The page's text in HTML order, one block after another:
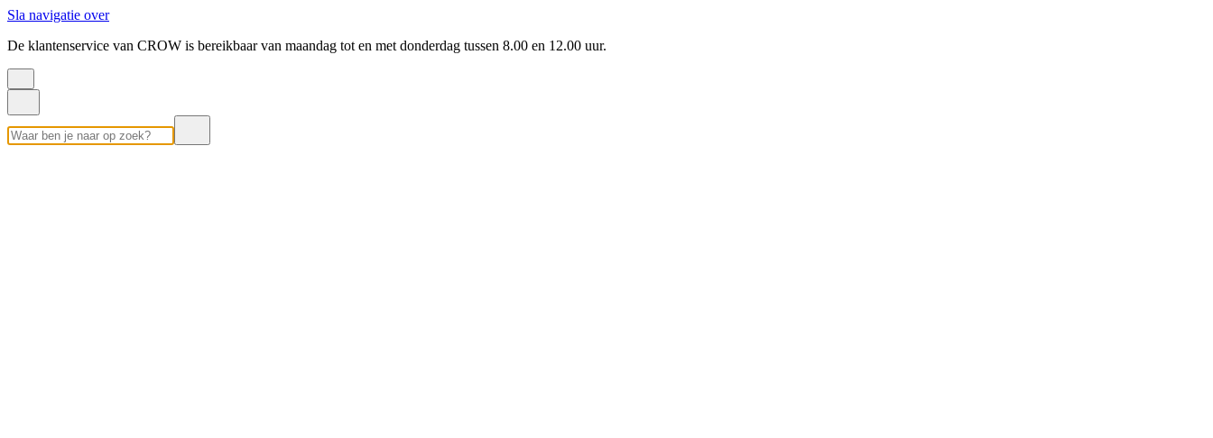
Sla navigatie over
De klantenservice van CROW is bereikbaar van maandag tot en met donderdag tussen 8.00 en 12.00 uur.